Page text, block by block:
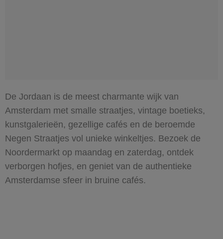
De Jordaan is de meest charmante wijk van
Amsterdam met smalle straatjes, vintage boetieks,
kunstgalerieën, gezellige cafés en de beroemde
Negen Straatjes vol unieke winkeltjes. Bezoek de
Noordermarkt op maandag en zaterdag, ontdek
verborgen hofjes, en geniet van de authentieke
Amsterdamse sfeer in bruine cafés.